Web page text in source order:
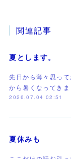
関連記事
夏とします。
先日から薄々思っ
から暑くなってき
2026.07.04 02:51
夏休みも